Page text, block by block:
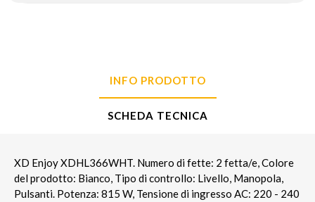
INFO PRODOTTO
SCHEDA TECNICA
XD Enjoy XDHL366WHT. Numero di fette: 2 fetta/e, Colore
del prodotto: Bianco, Tipo di controllo: Livello, Manopola,
Pulsanti. Potenza: 815 W, Tensione di ingresso AC: 220 - 240